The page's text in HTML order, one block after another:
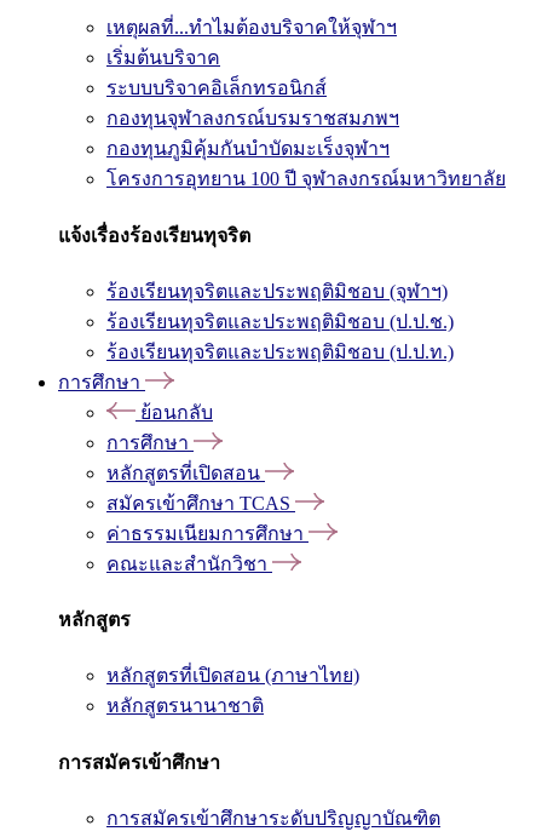
เหตุผลที่...ทำไมต้องบริจาคให้จุฬาฯ
เริ่มต้นบริจาค
ระบบบริจาคอิเล็กทรอนิกส์
กองทุนจุฬาลงกรณ์บรมราชสมภพฯ
กองทุนภูมิคุ้มกันบำบัดมะเร็งจุฬาฯ
โครงการอุทยาน 100 ปี จุฬาลงกรณ์มหาวิทยาลัย
แจ้งเรื่องร้องเรียนทุจริต
ร้องเรียนทุจริตและประพฤติมิชอบ (จุฬาฯ)
ร้องเรียนทุจริตและประพฤติมิชอบ (ป.ป.ช.)
ร้องเรียนทุจริตและประพฤติมิชอบ (ป.ป.ท.)
การศึกษา
ย้อนกลับ
การศึกษา
หลักสูตรที่เปิดสอน
สมัครเข้าศึกษา TCAS
ค่าธรรมเนียมการศึกษา
คณะและสำนักวิชา
หลักสูตร
หลักสูตรที่เปิดสอน (ภาษาไทย)
หลักสูตรนานาชาติ
การสมัครเข้าศึกษา
การสมัครเข้าศึกษาระดับปริญญาบัณฑิต